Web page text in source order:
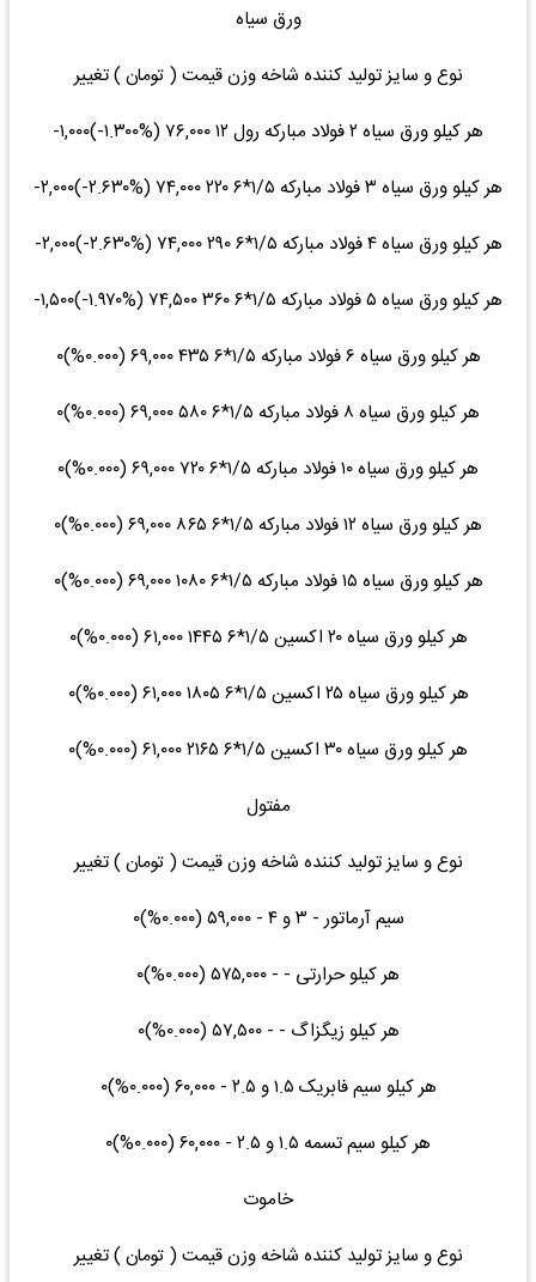
ورق سیاه
نوع و سایز تولید کننده شاخه وزن قیمت ( تومان ) تغییر
هر کیلو ورق سیاه ۲ فولاد مبارکه رول ۱۲ ۷۶,۰۰۰ (‎-۱.۳۰۰%‌)‎-۱,۰۰۰‌
هر کیلو ورق سیاه ۳ فولاد مبارکه ۱/۵*۶ ۲۲۰ ۷۴,۰۰۰ (‎-۲.۶۳۰%‌)‎-۲,۰۰۰‌
هر کیلو ورق سیاه ۴ فولاد مبارکه ۱/۵*۶ ۲۹۰ ۷۴,۰۰۰ (‎-۲.۶۳۰%‌)‎-۲,۰۰۰‌
هر کیلو ورق سیاه ۵ فولاد مبارکه ۱/۵*۶ ۳۶۰ ۷۴,۵۰۰ (‎-۱.۹۷۰%‌)‎-۱,۵۰۰‌
هر کیلو ورق سیاه ۶ فولاد مبارکه ۱/۵*۶ ۴۳۵ ۶۹,۰۰۰ (۰.۰۰۰%)۰
هر کیلو ورق سیاه ۸ فولاد مبارکه ۱/۵*۶ ۵۸۰ ۶۹,۰۰۰ (۰.۰۰۰%)۰
هر کیلو ورق سیاه ۱۰ فولاد مبارکه ۱/۵*۶ ۷۲۰ ۶۹,۰۰۰ (۰.۰۰۰%)۰
هر کیلو ورق سیاه ۱۲ فولاد مبارکه ۱/۵*۶ ۸۶۵ ۶۹,۰۰۰ (۰.۰۰۰%)۰
هر کیلو ورق سیاه ۱۵ فولاد مبارکه ۱/۵*۶ ۱۰۸۰ ۶۹,۰۰۰ (۰.۰۰۰%)۰
هر کیلو ورق سیاه ۲۰ اکسین ۱/۵*۶ ۱۴۴۵ ۶۱,۰۰۰ (۰.۰۰۰%)۰
هر کیلو ورق سیاه ۲۵ اکسین ۱/۵*۶ ۱۸۰۵ ۶۱,۰۰۰ (۰.۰۰۰%)۰
هر کیلو ورق سیاه ۳۰ اکسین ۱/۵*۶ ۲۱۶۵ ۶۱,۰۰۰ (۰.۰۰۰%)۰
مفتول
نوع و سایز تولید کننده شاخه وزن قیمت ( تومان ) تغییر
سیم آرماتور - ۳ و ۴ - ۵۹,۰۰۰ (۰.۰۰۰%)۰
هر کیلو حرارتی - - ۵۷۵,۰۰۰ (۰.۰۰۰%)۰
هر کیلو زیگزاگ - - ۵۷,۵۰۰ (۰.۰۰۰%)۰
هر کیلو سیم فابریک ۱.۵ و ۲.۵ - ۶۰,۰۰۰ (۰.۰۰۰%)۰
هر کیلو سیم تسمه ۱.۵ و ۲.۵ - ۶۰,۰۰۰ (۰.۰۰۰%)۰
خاموت
نوع و سایز تولید کننده شاخه وزن قیمت ( تومان ) تغییر